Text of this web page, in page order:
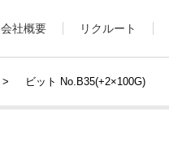
会社概要 リクルート
> ビット No.B35(+2×100G)